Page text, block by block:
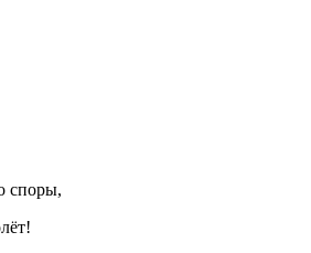
споры,